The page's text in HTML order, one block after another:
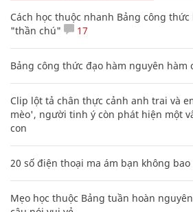
Cách học thuộc nhanh Bảng công
"thần chú"
17
Bảng công thức đạo hàm nguyên hàm
Clip lột tả chân thực cảnh anh trai và
mèo', người tinh ý còn phát hiện một
con
20 số điện thoại ma ám bạn không
Mẹo học thuộc Bảng tuần hoàn